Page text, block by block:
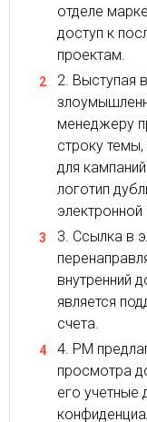
отделе
доступ к
проектам.
Выступая
менеджеру
строку
для
логотип
Ссылка в
внутренний
является
счета.
PM
просмотра
его учетные